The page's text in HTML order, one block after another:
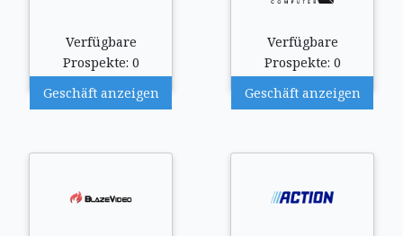
Verfügbare
Prospekte: 0
Geschäft anzeigen
Verfügbare
Prospekte: 0
Geschäft anzeigen